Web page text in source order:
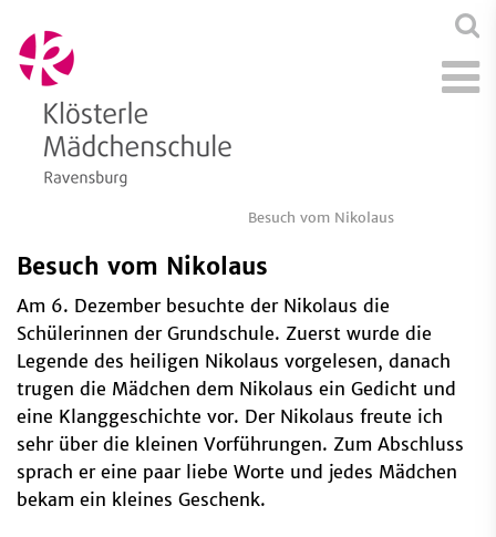
Besuch vom Nikolaus
Besuch vom Nikolaus
Am 6. Dezember besuchte der Nikolaus die
Schülerinnen der Grundschule. Zuerst wurde die
Legende des heiligen Nikolaus vorgelesen, danach
trugen die Mädchen dem Nikolaus ein Gedicht und
eine Klanggeschichte vor. Der Nikolaus freute ich
sehr über die kleinen Vorführungen. Zum Abschluss
sprach er eine paar liebe Worte und jedes Mädchen
bekam ein kleines Geschenk.